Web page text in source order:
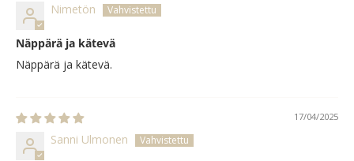
Nimetön
Näppärä ja kätevä
Näppärä ja kätevä.
17/04/2025
Sanni Ulmonen